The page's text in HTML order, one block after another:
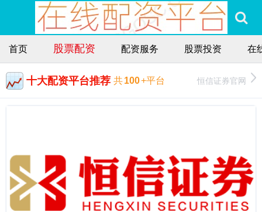
首页 股票配资 配资服务 股票投资 在
十大配资平台推荐 共100+平台 恒信证券官网